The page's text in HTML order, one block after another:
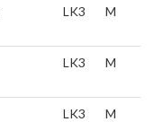
LK3 M
LK3 M
LK3 M